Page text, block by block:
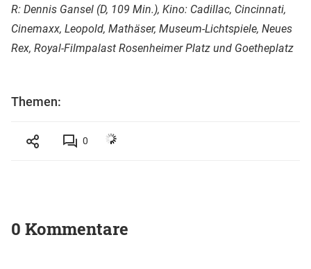
R: Dennis Gansel (D, 109 Min.), Kino: Cadillac, Cincinnati,
Cinemaxx, Leopold, Mathäser, Museum-Lichtspiele, Neues
Rex, Royal-Filmpalast Rosenheimer Platz und Goetheplatz
Themen:
0
0 Kommentare